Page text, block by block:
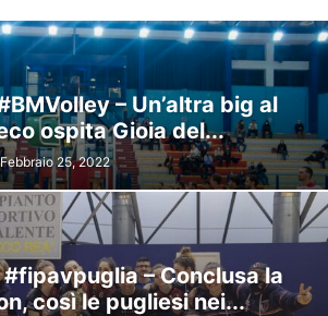
C-D 2021-2022 EUROVOLLEYU21W
DI FEDERICA 2021-2022
DI FIPAV PUGLIA 2021-2022
E INTERNAZIONALI 2021-2022
2021-2022 NEWS FIPAV LECCE 2021-2022
2021-2022 NEWS FIPAV TARANTO 2021-2022
2021-2022 VOLLEY GIOVANILE 2021-2022
– Un’altra big al
ospita Gioia del...
Febbraio 25, 2022
– Conclusa la
così le pugliesi nei...